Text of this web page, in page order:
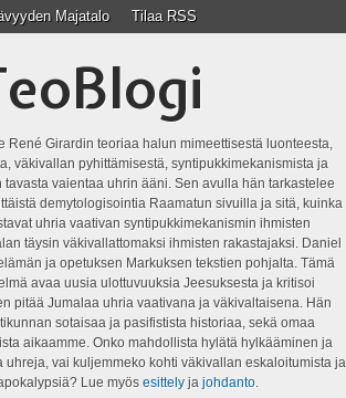
Majatalo Tilaa RSS
René Girardin teoriaa halun mimeettisestä luonteesta,
väkivallan pyhittämisestä, syntipukkimekanismista ja
vaientaa uhrin ääni. Sen avulla hän tarkastelee
demytologisointia Raamatun sivuilla ja sitä, kuinka
uhria vaativan syntipukkimekanismin ihmisten
täysin väkivallattomaksi ihmisten rakastajaksi. Daniel
ja opetuksen Markuksen tekstien pohjalta. Tämä
avaa uusia ulottuvuuksia Jeesuksesta ja kritisoi
pitää Jumalaa uhria vaativana ja väkivaltaisena. Hän
sotaisaa ja pasifistista historiaa, sekä omaa
aikaamme. Onko mahdollista hylätä hylkääminen ja
uhreja, vai kuljemmeko kohti väkivallan eskaloitumista ja
Lue myös esittelyja johdanto.